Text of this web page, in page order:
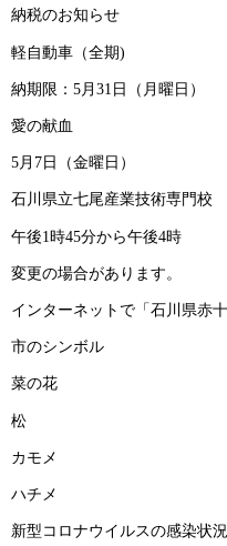
納税のお知らせ
軽自動車（全期)
納期限：5月31日（月曜日）
愛の献血
5月7日（金曜日）
石川県立七尾産業技術専門校
午後1時45分から午後4時
変更の場合があります。
インターネットで「石川県赤
市のシンボル
菜の花
松
カモメ
ハチメ
新型コロナウイルスの感染状